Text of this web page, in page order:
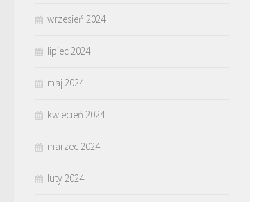
wrzesień 2024
lipiec 2024
maj 2024
kwiecień 2024
marzec 2024
luty 2024